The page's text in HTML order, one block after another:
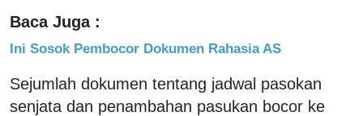
Baca Juga :
Ini Sosok Pembocor Dokumen Rahasia AS
Sejumlah dokumen tentang jadwal pasokan
senjata dan penambahan pasukan bocor ke